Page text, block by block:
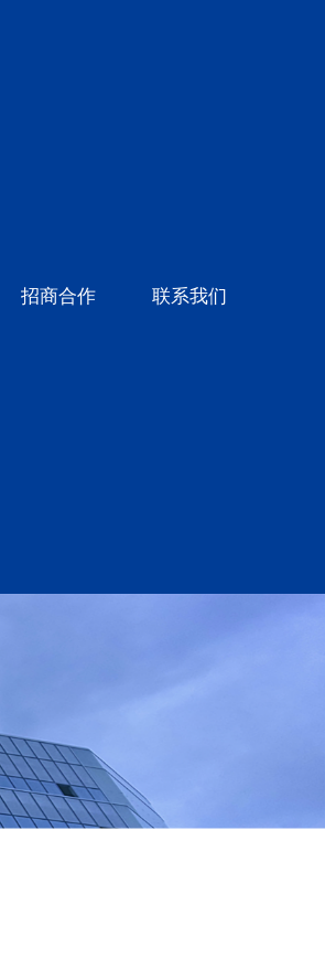
招商合作 联系我们